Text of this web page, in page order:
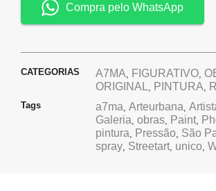
Compra pelo WhatsApp
CATEGORIAS A7MA, FIGURATIVO,
ORIGINAL, PINTURA,
Tags a7ma, Arteurbana,
Galeria, obras, Paint,
pintura, Pressão, São
spray, Streetart, unico,